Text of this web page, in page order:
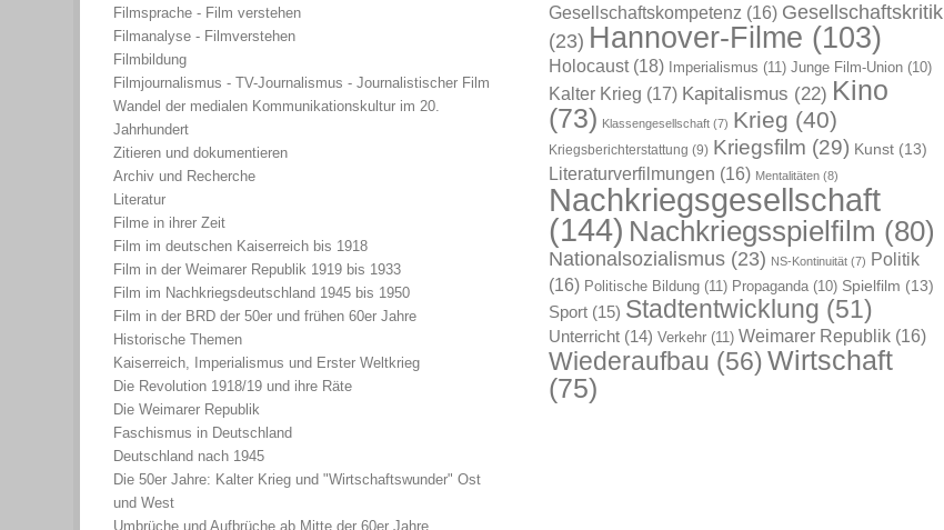
Filmsprache - Film verstehen
Filmanalyse - Filmverstehen
Filmbildung
Filmjournalismus - TV-Journalismus - Journalistischer Film
Wandel der medialen Kommunikationskultur im 20.
Jahrhundert
Zitieren und dokumentieren
Archiv und Recherche
Literatur
Filme in ihrer Zeit
Film im deutschen Kaiserreich bis 1918
Film in der Weimarer Republik 1919 bis 1933
Film im Nachkriegsdeutschland 1945 bis 1950
Film in der BRD der 50er und frühen 60er Jahre
Historische Themen
Kaiserreich, Imperialismus und Erster Weltkrieg
Die Revolution 1918/19 und ihre Räte
Die Weimarer Republik
Faschismus in Deutschland
Deutschland nach 1945
Die 50er Jahre: Kalter Krieg und "Wirtschaftswunder" Ost
und West
Umbrüche und Aufbrüche ab Mitte der 60er Jahre
Gesellschaftskompetenz (16) Gesellschaftskritik
(23) Hannover-Filme (103)
Holocaust(18) Imperialismus (11) Junge Film-Union (10)
Kalter Krieg (17) Kapitalismus (22) Kino
(73) Klassengesellschaft (7) Krieg (40)
Kriegsberichterstattung (9) Kriegsfilm (29) Kunst (13)
Literaturverfilmungen (16) Mentalitäten (8)
Nachkriegsgesellschaft
(144) Nachkriegsspielfilm (80)
Nationalsozialismus (23) NS-Kontinuität (7) Politik
(16) Politische Bildung (11) Propaganda (10) Spielfilm (13)
Sport (15) Stadtentwicklung (51)
Unterricht (14) Verkehr (11) Weimarer Republik (16)
Wiederaufbau (56)Wirtschaft
(75)